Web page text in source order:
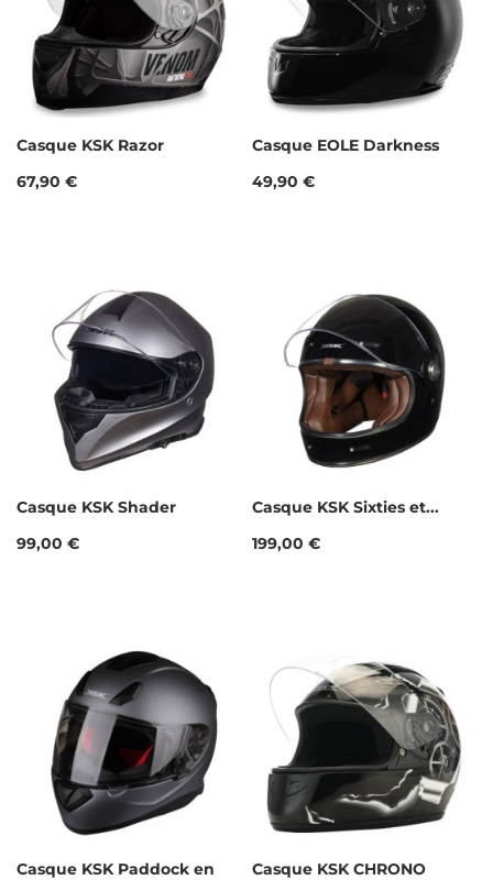
Casque KSK Razor
Prix
67,90 €
Casque EOLE Darkness
Prix
49,90 €
Casque KSK Shader
Prix
99,00 €
Casque KSK Sixties et...
Prix
199,00 €
Casque KSK Paddock en
Casque KSK CHRONO